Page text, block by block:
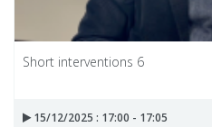
Short interventions 6
15/12/2025 : 17:00 - 17:05